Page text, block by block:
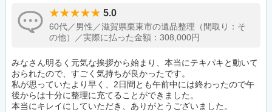
5.0
60代／男性／滋賀県栗東市の遺品整理（間取り：そ
の他）／実際に払った金額：308,000円
みなさん明るく元気な挨拶から始まり、本当にテキパキと動いて
おられたので、すごく気持ちが良かったです。
私が思っていたより早く、2日間とも午前中には終わったので午
後からは十分に整理に充てることができました。
本当にキレイにしていただき、ありがとうございました。